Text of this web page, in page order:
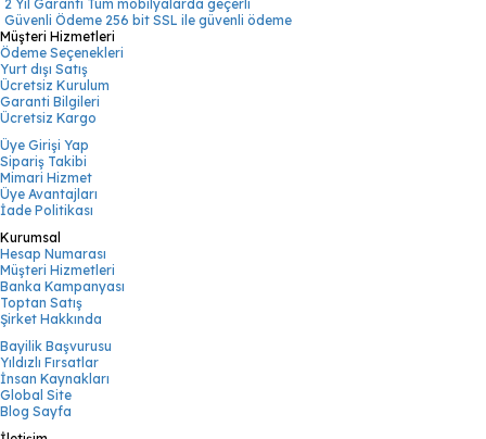
2 Yıl Garanti Tüm mobilyalarda geçerli
Güvenli Ödeme 256 bit SSL ile güvenli ödeme
Müşteri Hizmetleri
Ödeme Seçenekleri
Yurt dışı Satış
Ücretsiz Kurulum
Garanti Bilgileri
Ücretsiz Kargo
Üye Girişi Yap
Sipariş Takibi
Mimari Hizmet
Üye Avantajları
İade Politikası
Kurumsal
Hesap Numarası
Müşteri Hizmetleri
Banka Kampanyası
Toptan Satış
Şirket Hakkında
Bayilik Başvurusu
Yıldızlı Fırsatlar
İnsan Kaynakları
Global Site
Blog Sayfa